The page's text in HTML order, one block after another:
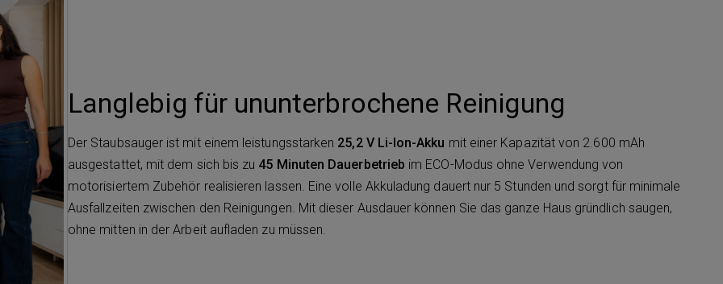
Langlebig für ununterbrochene Reinigung
Der Staubsauger ist mit einem leistungsstarken 25,2 V Li-Ion-Akku mit einer Kapazität von 2.600 mAh
ausgestattet, mit dem sich bis zu 45 Minuten Dauerbetrieb im ECO-Modus ohne Verwendung von
motorisiertem Zubehör realisieren lassen. Eine volle Akkuladung dauert nur 5 Stunden und sorgt für minimale
Ausfallzeiten zwischen den Reinigungen. Mit dieser Ausdauer können Sie das ganze Haus gründlich saugen,
ohne mitten in der Arbeit aufladen zu müssen.